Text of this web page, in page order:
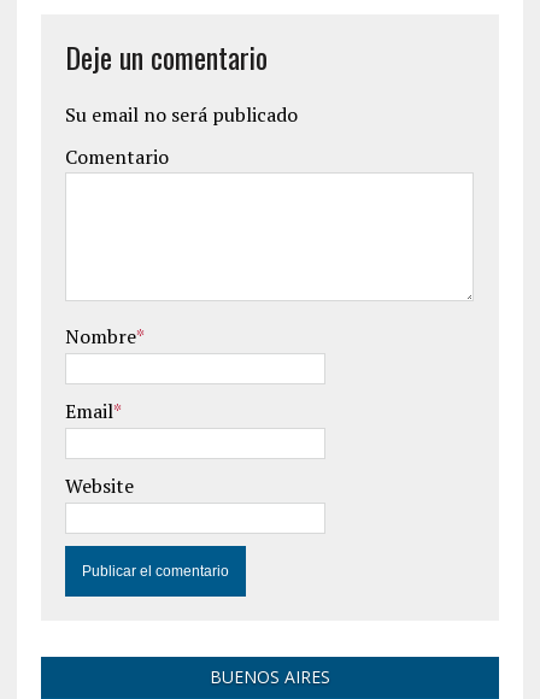
Deje un comentario
Su email no será publicado
Comentario
Nombre*
Email*
Website
BUENOS AIRES